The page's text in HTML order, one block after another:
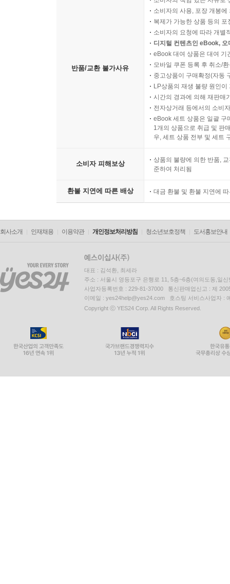
반품/교환 불가사유
소비자의 사용, 포장 개봉
복제가 가능한 상품 등의
소비자의 요청에 따라 개별
디지털 컨텐츠인 eBook,
eBook 대여 상품은 대여 기
모바일 쿠폰 등록 후 취소/
중고상품이 구매확정(자동
LP상품의 재생 불량 원인
시간의 경과에 의해 재판매
전자상거래 등에서의 소비
eBook 세트 상품은 일괄 구
1개의 상품으로 취급 및 판
우, 세트 상품 전부 및 세트
소비자 피해보상
상품의 불량에 의한 반품,
준하여 처리됨
환불 지연에 따른 배상 대금 환불 및 환불 지연에
회사소개 인재채용 이용약관 개인정보처리방침 청소년보호정책 도서홍보안내
대표 : 김석환, 최세라
주소 : 서울시 영등포구 은행로 11, 5층~6층(여의도동,일신
사업자등록번호 : 229-81-37000 통신판매업신고 : 제
이메일 : yes24help@yes24.com 호스팅 서비스사업자 :
Copyright ⓒ YES24 Corp. All Rights Reserved.